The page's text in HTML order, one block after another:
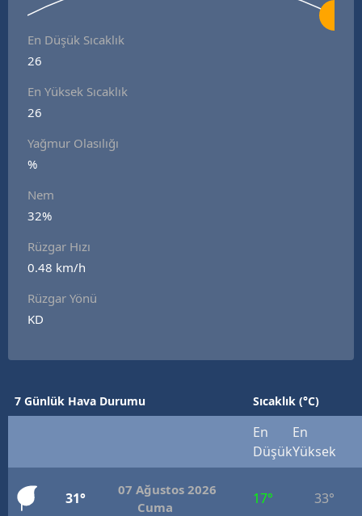
Giresun
Gümüşhane
Hakkari
Hatay
En Düşük Sıcaklık
26
En Yüksek Sıcaklık
26
Yağmur Olasılığı
%
Nem
32%
Rüzgar Hızı
0.48 km/h
Rüzgar Yönü
KD
7 Günlük Hava Durumu Sıcaklık (°C)
En
Düşük
En
Yüksek
31°
07 Ağustos 2026
Cuma
17° 33°